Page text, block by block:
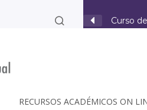
RECURSOS ACADÉMICOS ON
Curso
Este